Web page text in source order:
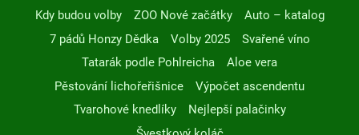
Kdy budou volby
ZOO Nové začátky
Auto – katalog
7 pádů Honzy Dědka
Volby 2025
Svařené víno
Tatarák podle Pohlreicha
Aloe vera
Pěstování lichořeřišnice
Výpočet ascendentu
Tvarohové knedlíky
Nejlepší palačinky